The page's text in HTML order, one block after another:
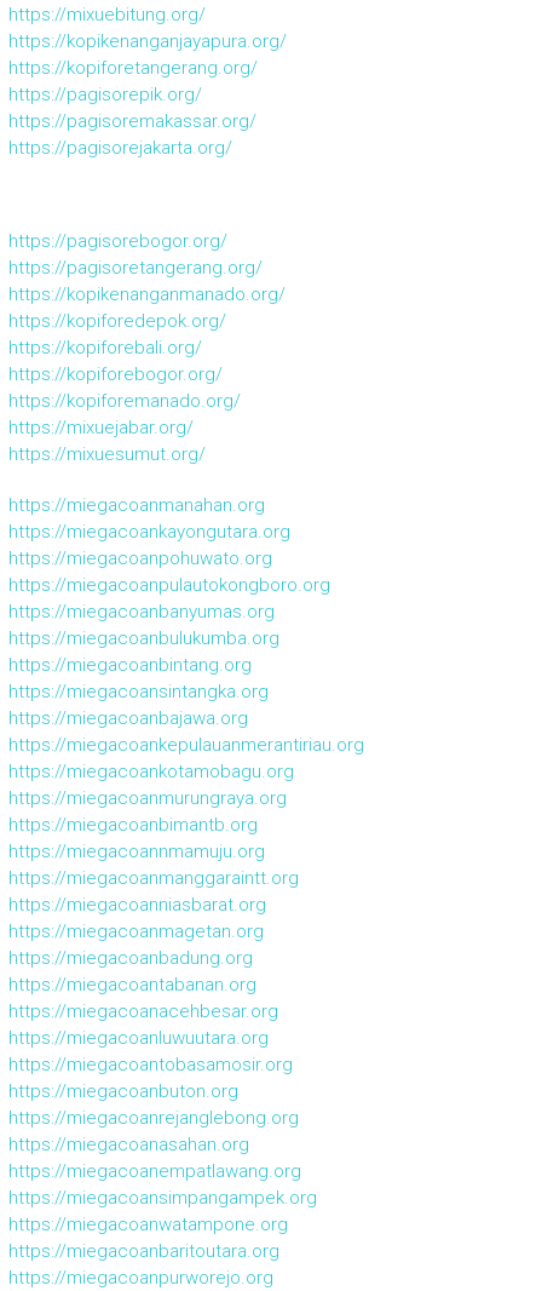
https://mixuebitung.org/
https://kopikenanganjayapura.org/
https://kopiforetangerang.org/
https://pagisorepik.org/
https://pagisoremakassar.org/
https://pagisorejakarta.org/
https://pagisorebogor.org/
https://pagisoretangerang.org/
https://kopikenanganmanado.org/
https://kopiforedepok.org/
https://kopiforebali.org/
https://kopiforebogor.org/
https://kopiforemanado.org/
https://mixuejabar.org/
https://mixuesumut.org/
https://miegacoanmanahan.org
https://miegacoankayongutara.org
https://miegacoanpohuwato.org
https://miegacoanpulautokongboro.org
https://miegacoanbanyumas.org
https://miegacoanbulukumba.org
https://miegacoanbintang.org
https://miegacoansintangka.org
https://miegacoanbajawa.org
https://miegacoankepulauanmerantiriau.org
https://miegacoankotamobagu.org
https://miegacoanmurungraya.org
https://miegacoanbimantb.org
https://miegacoannmamuju.org
https://miegacoanmanggaraintt.org
https://miegacoanniasbarat.org
https://miegacoanmagetan.org
https://miegacoanbadung.org
https://miegacoantabanan.org
https://miegacoanacehbesar.org
https://miegacoanluwuutara.org
https://miegacoantobasamosir.org
https://miegacoanbuton.org
https://miegacoanrejanglebong.org
https://miegacoanasahan.org
https://miegacoanempatlawang.org
https://miegacoansimpangampek.org
https://miegacoanwatampone.org
https://miegacoanbaritoutara.org
https://miegacoanpurworejo.org